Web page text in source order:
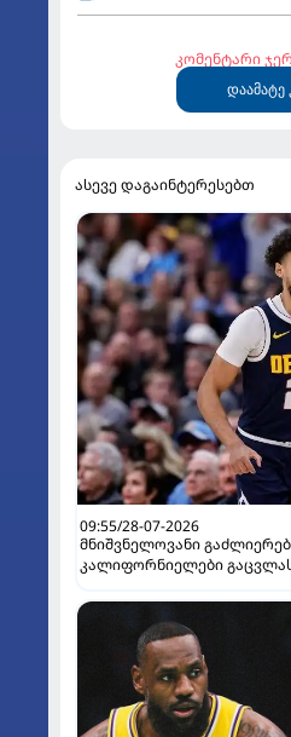
კომენტარი
დაამატე
ასევე დაგაინტერესებთ
09:55/28-07-2026
მნიშვნელოვანი
კალიფორნიელები